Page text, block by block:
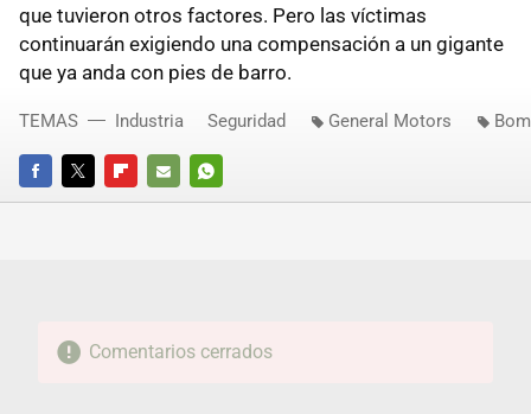
que tuvieron otros factores. Pero las víctimas
continuarán exigiendo una compensación a un gigante
que ya anda con pies de barro.
FACEBOOKTWITTERFLIPBOARD
E-
WHATSAPP
TEMAS Industria Seguridad General Motors
Comentarios cerrados